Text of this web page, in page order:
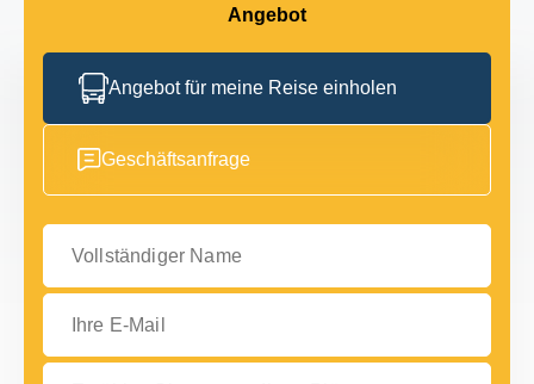
Angebot
Angebot für meine Reise einholen
Geschäftsanfrage
Vollständiger Name
Ihre E-Mail
Erzählen Sie uns von Ihren Plänen